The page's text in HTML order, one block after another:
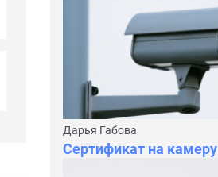
Дарья Габова
Сертификат на камеру